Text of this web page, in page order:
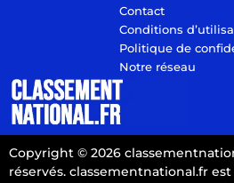
Contact
Conditions
Politique de
Notre réseau
Copyright © 2026
réservés. classementnational.fr